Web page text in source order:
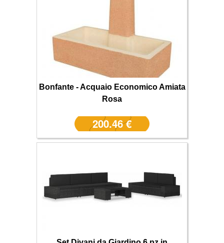
Bonfante - Acquaio Economico Amiata
Rosa
200.46 €